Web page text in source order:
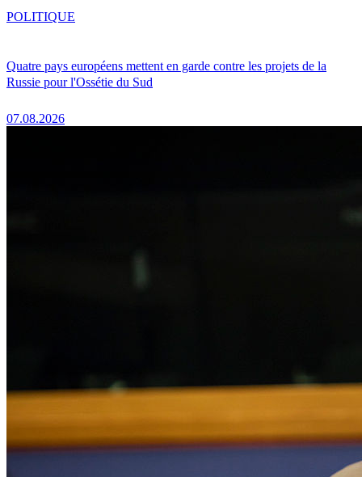
Quatre pays européens mettent en garde contre les projets de la
Russie pour l'Ossétie du Sud
07.08.2026
POLITIQUE